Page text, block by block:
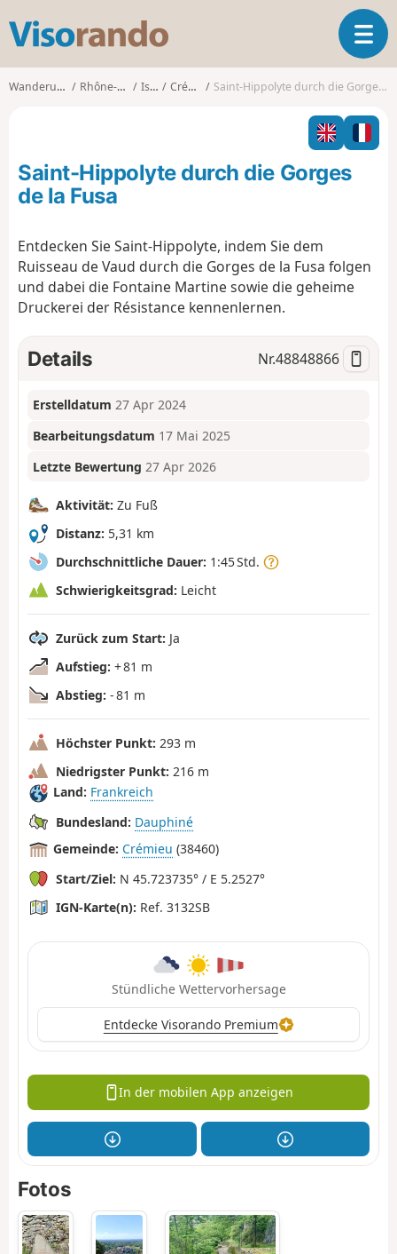
s
o
o
T
o
g
l
n
t
Wanderungen Rhône-Alpes Isère Crémieu Saint-Hippolyte durch die Gorges de la Fusa
Saint-Hippolyte durch die Gorges
de la Fusa
Entdecken Sie Saint-Hippolyte, indem Sie dem
Ruisseau de Vaud durch die Gorges de la Fusa folgen
und dabei die Fontaine Martine sowie die geheime
Druckerei der Résistance kennenlernen.
Details Nr.48848866
Erstelldatum 27 Apr 2024
Bearbeitungsdatum 17 Mai 2025
Letzte Bewertung 27 Apr 2026
Aktivität: Zu Fuß
Distanz: 5,31 km
Durchschnittliche Dauer: 1:45 Std.
Schwierigkeitsgrad: Leicht
Zurück zum Start: Ja
Aufstieg: + 81 m
Abstieg: - 81 m
Höchster Punkt: 293 m
Niedrigster Punkt: 216 m
Land: Frankreich
Bundesland: Dauphiné
Gemeinde: Crémieu (38460)
Start/Ziel: N 45.723735° / E 5.2527°
IGN-Karte(n): Ref. 3132SB
Stündliche Wettervorhersage
Entdecke Visorando Premium
In der mobilen App anzeigen
Fotos